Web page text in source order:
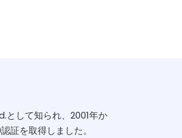
して知られ、2001年か
証を取得しました。